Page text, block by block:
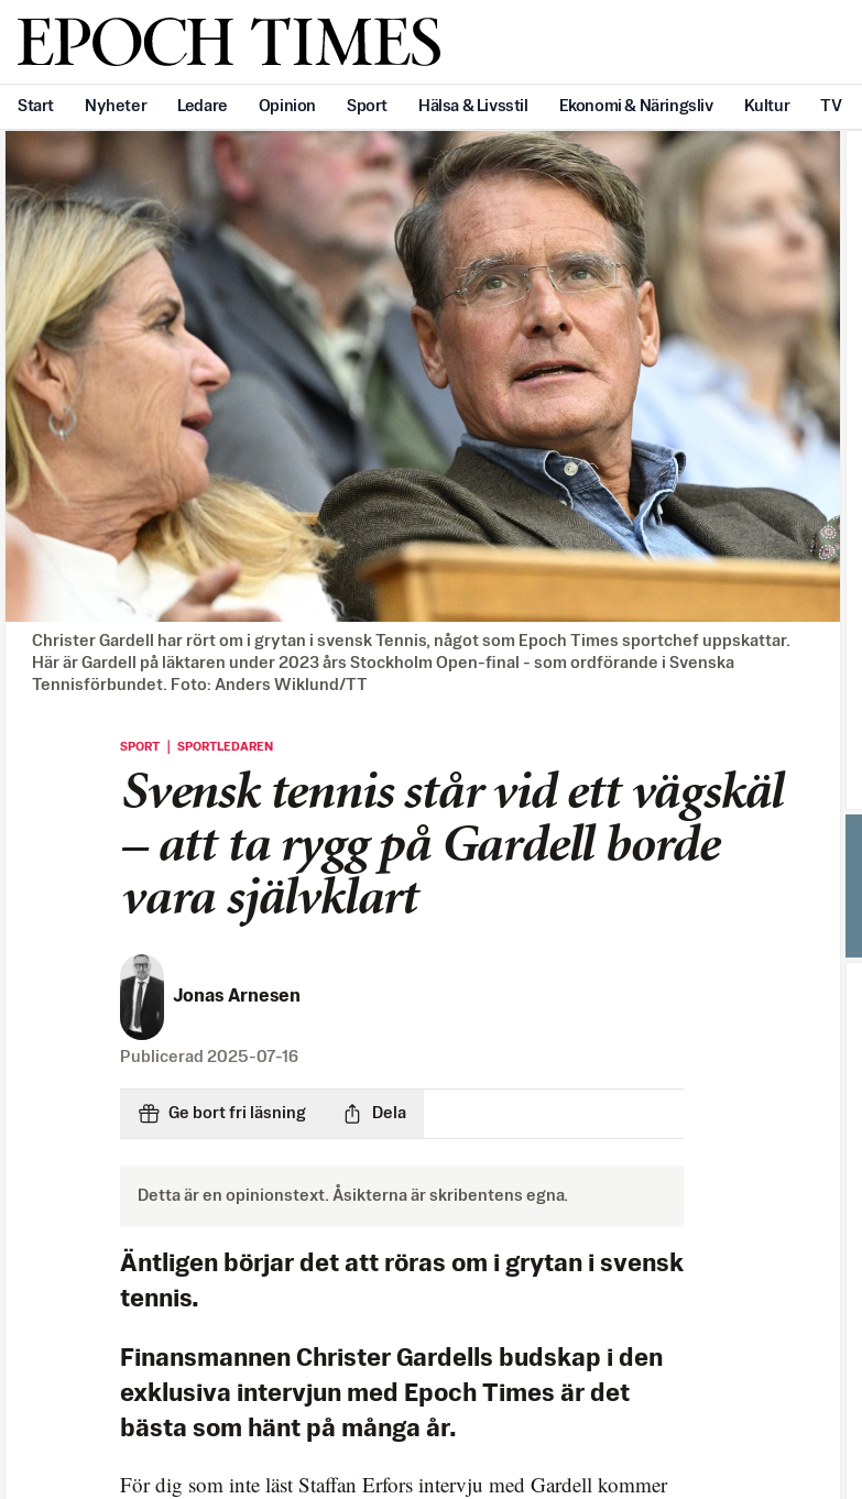
Svenska Epoch Times
Start Nyheter Ledare Opinion Sport Hälsa & Livsstil Ekonomi & Näringsliv Kultur TV
Christer Gardell har rört om i grytan i svensk Tennis, något som Epoch Times sportchef uppskattar.
Här är Gardell på läktaren under 2023 års Stockholm Open-final - som ordförande i Svenska
Tennisförbundet. Foto: Anders Wiklund/TT
SPORT ｜ SPORTLEDAREN
Svensk tennis står vid ett vägskäl
– att ta rygg på Gardell borde
vara självklart
Jonas Arnesen
Publicerad 2025-07-16
Ge bort fri läsning Dela
Detta är en opinionstext. Åsikterna är skribentens egna.
Äntligen börjar det att röras om i grytan i svensk
tennis.
Finansmannen Christer Gardells budskap i den
exklusiva intervjun med Epoch Times är det
bästa som hänt på många år.
För dig som inte läst Staffan Erfors intervju med Gardell kommer